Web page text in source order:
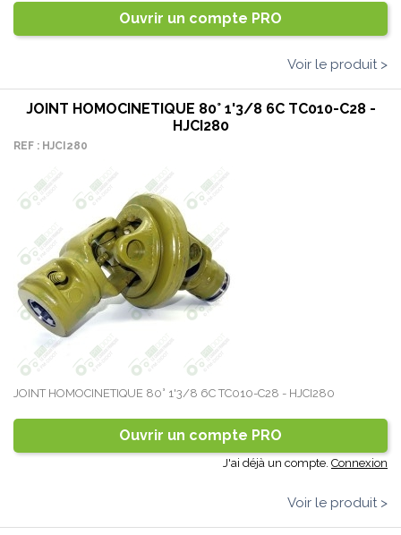
Ouvrir un compte PRO
Voir le produit >
JOINT HOMOCINETIQUE 80° 1'3/8 6C TC010-C28 -
HJCI280
REF : HJCI280
JOINT HOMOCINETIQUE 80° 1'3/8 6C TC010-C28 - HJCI280
Ouvrir un compte PRO
J'ai déjà un compte. Connexion
Voir le produit >